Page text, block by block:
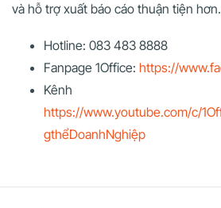
và hỗ trợ xuất báo cáo thuận tiện hơn.
Hotline: 083 483 8888
Fanpage 1Office: https://
Kênh
https://www.youtube.com/c/
gthểDoanhNghiệp